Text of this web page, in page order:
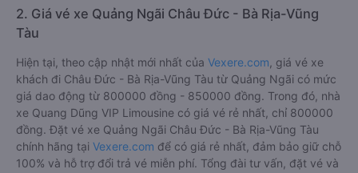
2. Giá vé xe Quảng Ngãi Châu Đức - Bà Rịa-Vũng
Tàu
Hiện tại, theo cập nhật mới nhất của Vexere.com , giá vé xe
khách đi Châu Đức - Bà Rịa-Vũng Tàu từ Quảng Ngãi có mức
giá dao động từ 800000 đồng - 850000 đồng. Trong đó, nhà
xe Quang Dũng VIP Limousine có giá vé rẻ nhất, chỉ 800000
đồng. Đặt vé xe Quảng Ngãi Châu Đức - Bà Rịa-Vũng Tàu
chính hãng tại Vexere.com để có giá rẻ nhất, đảm bảo giữ chỗ
100% và hỗ trợ đổi trả vé miễn phí. Tổng đài tư vấn, đặt vé và